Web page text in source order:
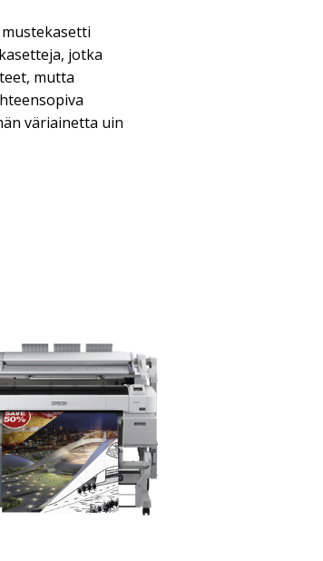
jotka
mutta
väriainetta uin